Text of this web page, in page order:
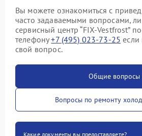
Вы можете ознакомиться с
часто задаваемыми вопросами,
сервисный центр “FIX-Vestfrost”
телефону+7 (495) 023-73-25 если
свой вопрос.
Общие вопросы
Вопросы по ремонту
Какие документы вы предоставляете?